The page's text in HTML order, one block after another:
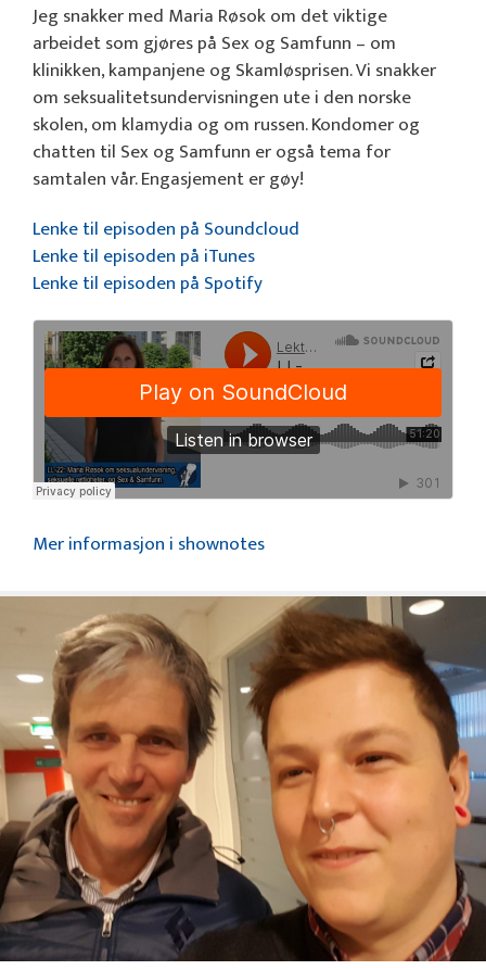
Jeg snakker med Maria Røsok om det viktige
arbeidet som gjøres på Sex og Samfunn – om
klinikken, kampanjene og Skamløsprisen. Vi snakker
om seksualitetsundervisningen ute i den norske
skolen, om klamydia og om russen. Kondomer og
chatten til Sex og Samfunn er også tema for
samtalen vår. Engasjement er gøy!
Lenke til episoden på Soundcloud
Lenke til episoden på iTunes
Lenke til episoden på Spotify
Mer informasjon i shownotes